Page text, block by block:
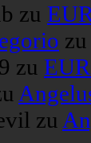
zu
zu
zu
zu